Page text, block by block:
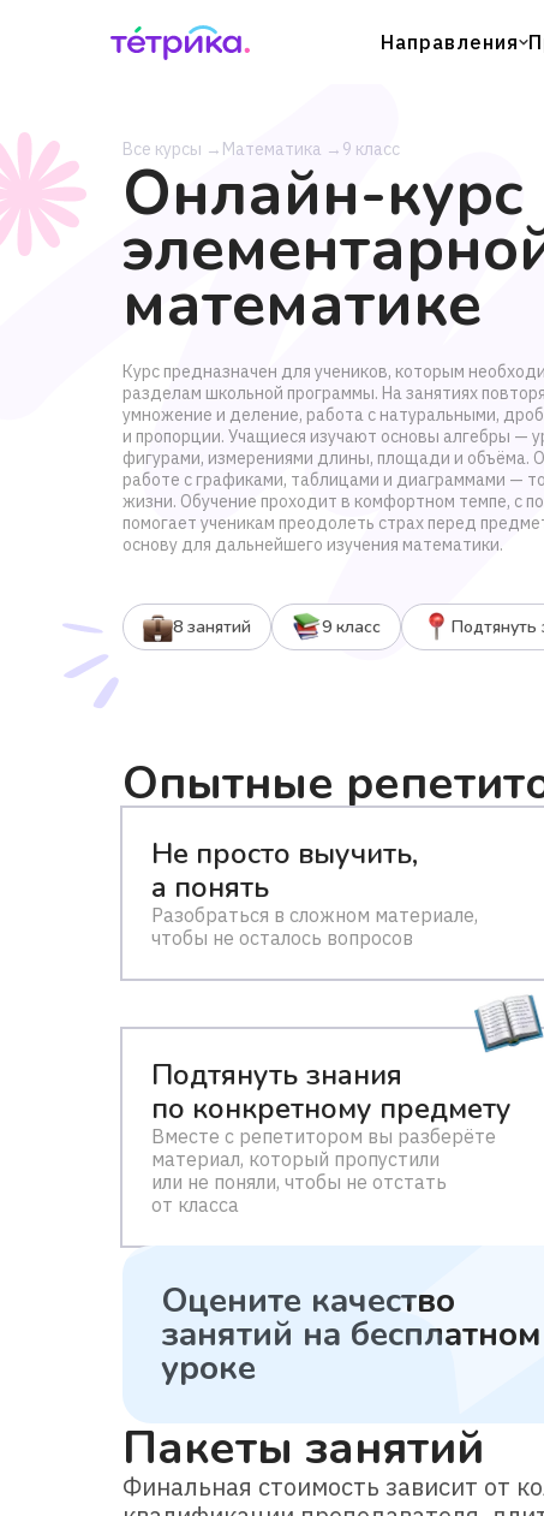
Направления
Все курсы → Математика → 9 класс
Онлайн-курс
математике
Курс предназначен для учеников, которым
разделам школьной программы. На занятиях
умножение и деление, работа с натуральными,
и пропорции. Учащиеся изучают основы алгебры —
фигурами, измерениями длины, площади и объёма.
работе с графиками, таблицами и диаграммами —
жизни. Обучение проходит в комфортном темпе, с
помогает ученикам преодолеть страх перед
основу для дальнейшего изучения математики.
8 занятий 9 класс Подтянуть
Опытные
Не просто выучить,
а понять
Разобраться в сложном материале,
чтобы не осталось вопросов
Подтянуть знания
по конкретному предмету
Вместе с репетитором вы разберёте
материал, который пропустили
или не поняли, чтобы не отстать
от класса
Оцените качество
занятий на бесплатном
уроке
Пакеты занятий
Финальная стоимость зависит от